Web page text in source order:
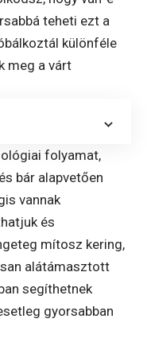
teheti ezt a
különféle
meg a várt
folyamat,
bár alapvetően
vannak
és
mítosz kering,
alátámasztott
segíthetnek
gyorsabban